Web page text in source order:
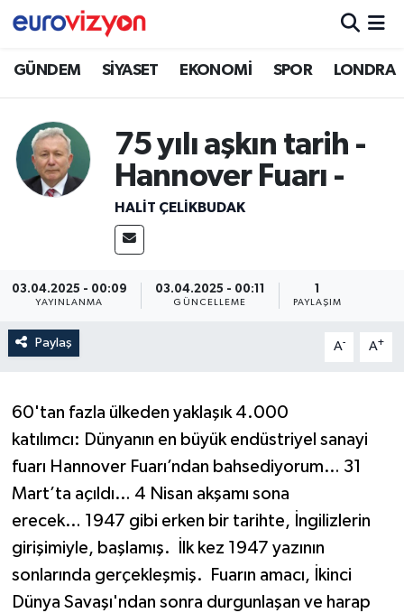
GÜNDEM SİYASET EKONOMİ SPOR LONDRA
75 yılı aşkın tarih -
Hannover Fuarı -
HALIT ÇELİKBUDAK
03.04.2025 - 00:09
YAYINLANMA
03.04.2025 - 00:11
GÜNCELLEME PAYLAŞIM
Paylaş A- A+
60'tan fazla ülkeden yaklaşık 4.000
katılımcı: Dünyanın en büyük endüstriyel sanayi
fuarı Hannover Fuarı’ndan bahsediyorum… 31
Mart’ta açıldı… 4 Nisan akşamı sona
erecek… 1947 gibi erken bir tarihte, İngilizlerin
girişimiyle, başlamış. İlk kez 1947 yazının
sonlarında gerçekleşmiş. Fuarın amacı, İkinci
Dünya Savaşı'ndan sonra durgunlaşan ve harap